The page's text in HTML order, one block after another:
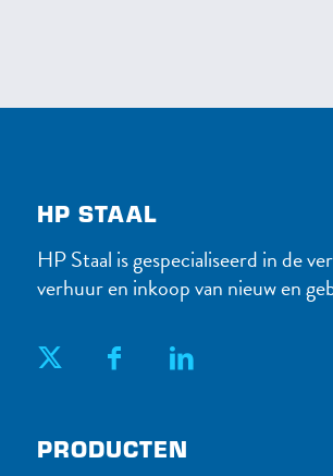
HP STAAL
HP Staal is gespecialiseerd in de
verhuur en inkoop van nieuw en
PRODUC​TEN